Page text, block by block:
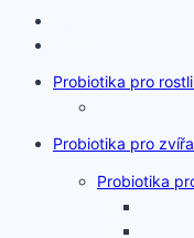
Probiotika pro
Probiotika pro
Probiotika